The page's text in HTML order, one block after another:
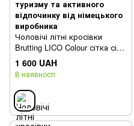
туризму та активного
відпочинку від німецького
виробника
Чоловічі літні кросівки
Brutting LICO Colour сітка сіра
46
1 600 UAH
В наявності